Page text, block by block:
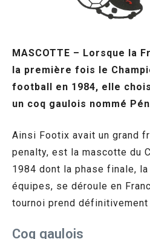
MASCOTTE – Lorsque la
la première fois le
football en 1984, elle
un coq gaulois nommé
Ainsi Footix avait un grand
penalty, est la mascotte du
1984 dont la phase finale,
équipes, se déroule en
tournoi prend définitivement
Coq gaulois